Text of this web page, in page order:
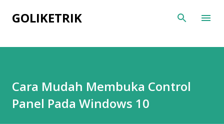
Skip to main content
GOLIKETRIK
Cara Mudah Membuka Control
Panel Pada Windows 10